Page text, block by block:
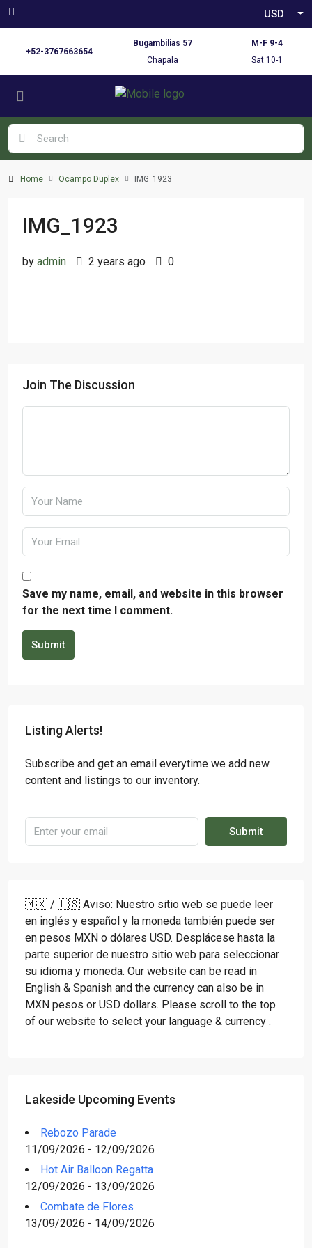
USD
+52-3767663654
Bugambilias 57
Chapala
M-F 9-4
Sat 10-1
Home Ocampo Duplex IMG_1923
IMG_1923
by admin 2 years ago 0
Join The Discussion
Save my name, email, and website in this browser
for the next time I comment.
Submit
Listing Alerts!
Subscribe and get an email everytime we add new
content and listings to our inventory.
Submit
🇲🇽 / 🇺🇸 Aviso: Nuestro sitio web se puede leer
en inglés y español y la moneda también puede ser
en pesos MXN o dólares USD. Desplácese hasta la
parte superior de nuestro sitio web para seleccionar
su idioma y moneda. Our website can be read in
English & Spanish and the currency can also be in
MXN pesos or USD dollars. Please scroll to the top
of our website to select your language & currency .
Lakeside Upcoming Events
Rebozo Parade
11/09/2026 - 12/09/2026
Hot Air Balloon Regatta
12/09/2026 - 13/09/2026
Combate de Flores
13/09/2026 - 14/09/2026